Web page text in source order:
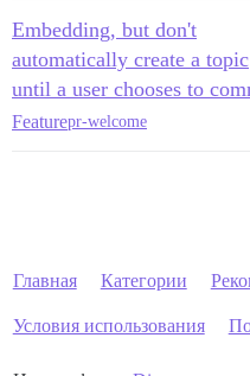
Embedding, but don't
automatically create a topic
until a user chooses to
Featurepr-welcome
Главная Категории
Условия использования